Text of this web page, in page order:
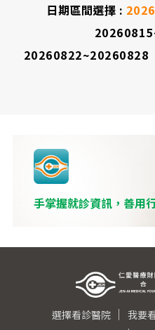
日期區間選擇 :
20260822~20260828
手掌握就診資訊，善用
選擇看診醫院 我要